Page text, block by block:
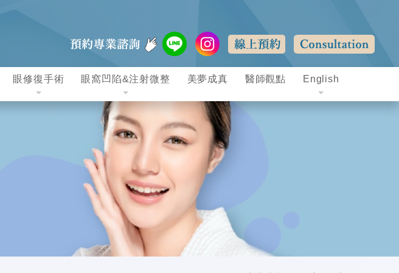
眼修復手術 眼窩凹陷&注射微整 美夢成真 醫師觀點 English